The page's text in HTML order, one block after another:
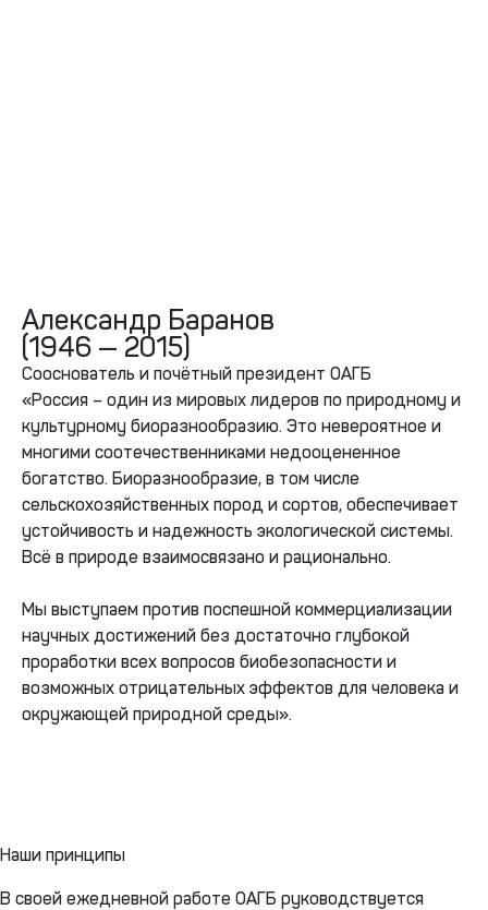
Александр Баранов
(1946 — 2015)
Сооснователь и почётный президент ОАГБ
«Россия – один из мировых лидеров по природному и
культурному биоразнообразию. Это невероятное и
многими соотечественниками недооцененное
богатство. Биоразнообразие, в том числе
сельскохозяйственных пород и сортов, обеспечивает
устойчивость и надежность экологической системы.
Всё в природе взаимосвязано и рационально.
Мы выступаем против поспешной коммерциализации
научных достижений без достаточно глубокой
проработки всех вопросов биобезопасности и
возможных отрицательных эффектов для человека и
окружающей природной среды».
Наши принципы
В своей ежедневной работе ОАГБ руководствуется